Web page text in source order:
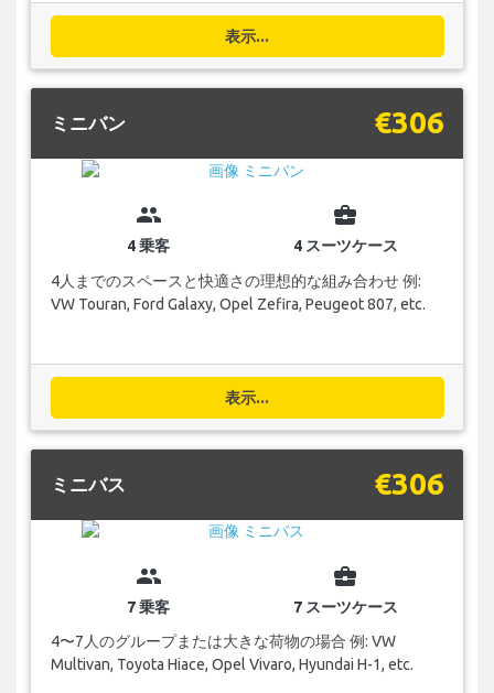
表示...
ミニバン €306
group
4 乗客
business_center
4 スーツケース
4人までのスペースと快適さの理想的な組み合わせ 例:
VW Touran, Ford Galaxy, Opel Zefira, Peugeot 807, etc.
表示...
ミニバス €306
group
7 乗客
business_center
7 スーツケース
4〜7人のグループまたは大きな荷物の場合 例: VW
Multivan, Toyota Hiace, Opel Vivaro, Hyundai H-1, etc.